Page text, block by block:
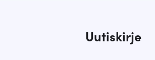
Uutiskirje